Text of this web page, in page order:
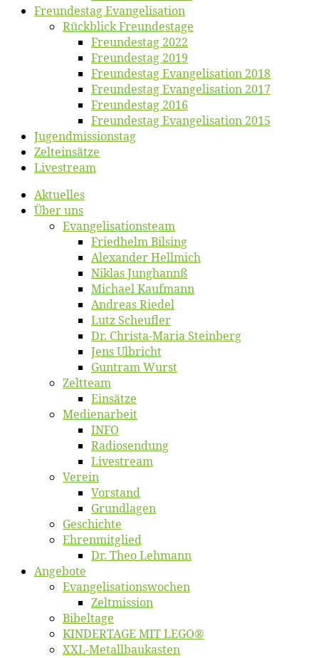
Freun­des­tag Evangelisation
Rück­blick Freundestage
Freun­des­tag 2022
Freun­des­tag 2019
Freun­des­tag Evan­ge­li­sa­ti­on 2018
Freun­des­tag Evan­ge­li­sa­ti­on 2017
Freun­des­tag 2016
Freun­des­tag Evan­ge­li­sa­ti­on 2015
Jugend­mis­sions­tag
Zelt­ein­sät­ze
Live­stream
Ak­tu­el­les
Über uns
Evangelisa­tions­team
Fried­helm Bilsing
Alex­an­der Hellmich
Ni­klas Junghannß
Mi­cha­el Kaufmann
An­dre­as Riedel
Lutz Scheuf­ler
Dr. Chris­­ta-Ma­ria Steinberg
Jens Ulb­richt
Gun­tram Wurst
Zelt­team
Ein­sät­ze
Me­di­en­ar­beit
INFO
Ra­dio­sen­dung
Live­stream
Ver­ein
Vor­stand
Grund­la­gen
Ge­schich­te
Eh­ren­mit­glied
Dr. Theo Lehmann
An­ge­bo­te
Evangelisa­tions­wo­chen
Zelt­mis­si­on
Bi­bel­ta­ge
KINDERTAGE MIT LEGO®
XXL-Me­­tal­l­­bau­­kas­­ten